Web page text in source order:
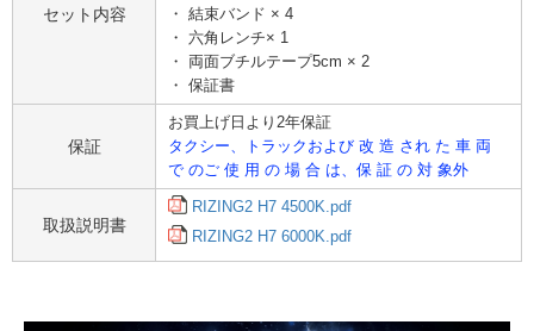
セット内容
・ 結束バンド × 4
・ 六角レンチ× 1
・ 両面ブチルテープ5cm × 2
・ 保証書
保証
お買上げ日より2年保証
タクシー、トラックおよび 改 造 され た 車 両
で のご 使 用 の 場 合 は、保 証 の 対 象外
取扱説明書
RIZING2 H7 4500K.pdf
RIZING2 H7 6000K.pdf